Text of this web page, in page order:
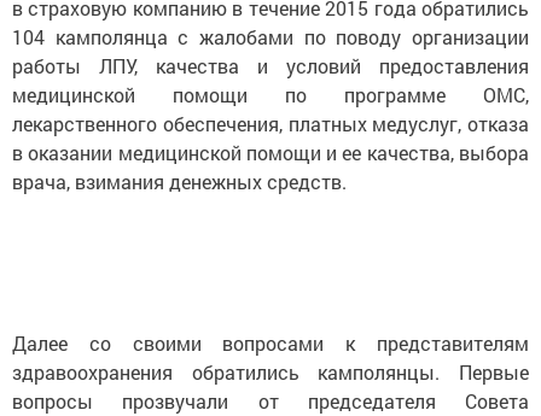
в страховую компанию в течение 2015 года обратились
104 камполянца с жалобами по поводу организации
работы ЛПУ, качества и условий предоставления
медицинской помощи по программе ОМС,
лекарственного обеспечения, платных медуслуг, отказа
в оказании медицинской помощи и ее качества, выбора
врача, взимания денежных средств.
Далее со своими вопросами к представителям
здравоохранения обратились камполянцы. Первые
вопросы прозвучали от председателя Совета